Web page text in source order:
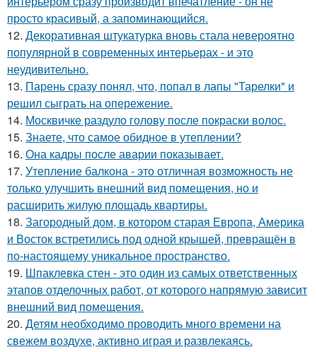
просто красивый, а запоминающийся.
12. Декоративная штукатурка вновь стала невероятно
популярной в современных интерьерах - и это
неудивительно.
13. Парень сразу понял, что, попал в лапы "Тарелки" и
решил сыграть на опережение.
14. Москвичке раздуло голову после покраски волос.
15. Знаете, что самое обидное в утеплении?
16. Она кадры после аварии показывает.
17. Утепление балкона - это отличная возможность не
только улучшить внешний вид помещения, но и
расширить жилую площадь квартиры.
18. Загородный дом, в котором старая Европа, Америка
и Восток встретились под одной крышей, превращён в
по-настоящему уникальное пространство.
19. Шпаклевка стен - это один из самых ответственных
этапов отделочных работ, от которого напрямую зависит
внешний вид помещения.
20. Детям необходимо проводить много времени на
свежем воздухе, активно играя и развлекаясь.